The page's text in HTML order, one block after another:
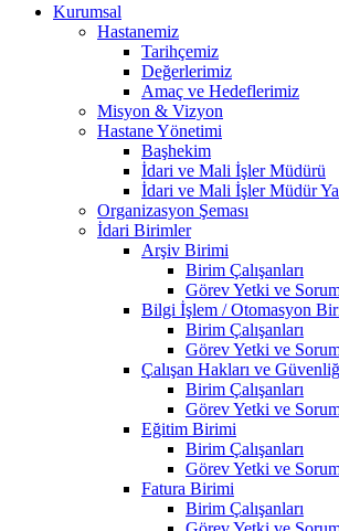
Kurumsal
Hastanemiz
Tarihçemiz
Değerlerimiz
Amaç ve Hedeflerimiz
Misyon & Vizyon
Hastane Yönetimi
Başhekim
İdari ve Mali İşler Müdürü
İdari ve Mali İşler Müdür
Organizasyon Şeması
İdari Birimler
Arşiv Birimi
Birim Çalışanları
Görev Yetki ve
Bilgi İşlem / Otomasyon
Birim Çalışanları
Görev Yetki ve
Çalışan Hakları ve
Birim Çalışanları
Görev Yetki ve
Eğitim Birimi
Birim Çalışanları
Görev Yetki ve
Fatura Birimi
Birim Çalışanları